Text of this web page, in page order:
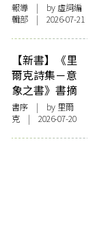
報導 | by 虛詞編
輯部 | 2026-07-21
【新書】《里
爾克詩集－意
象之書》書摘
書序 | by 里爾
克 | 2026-07-20